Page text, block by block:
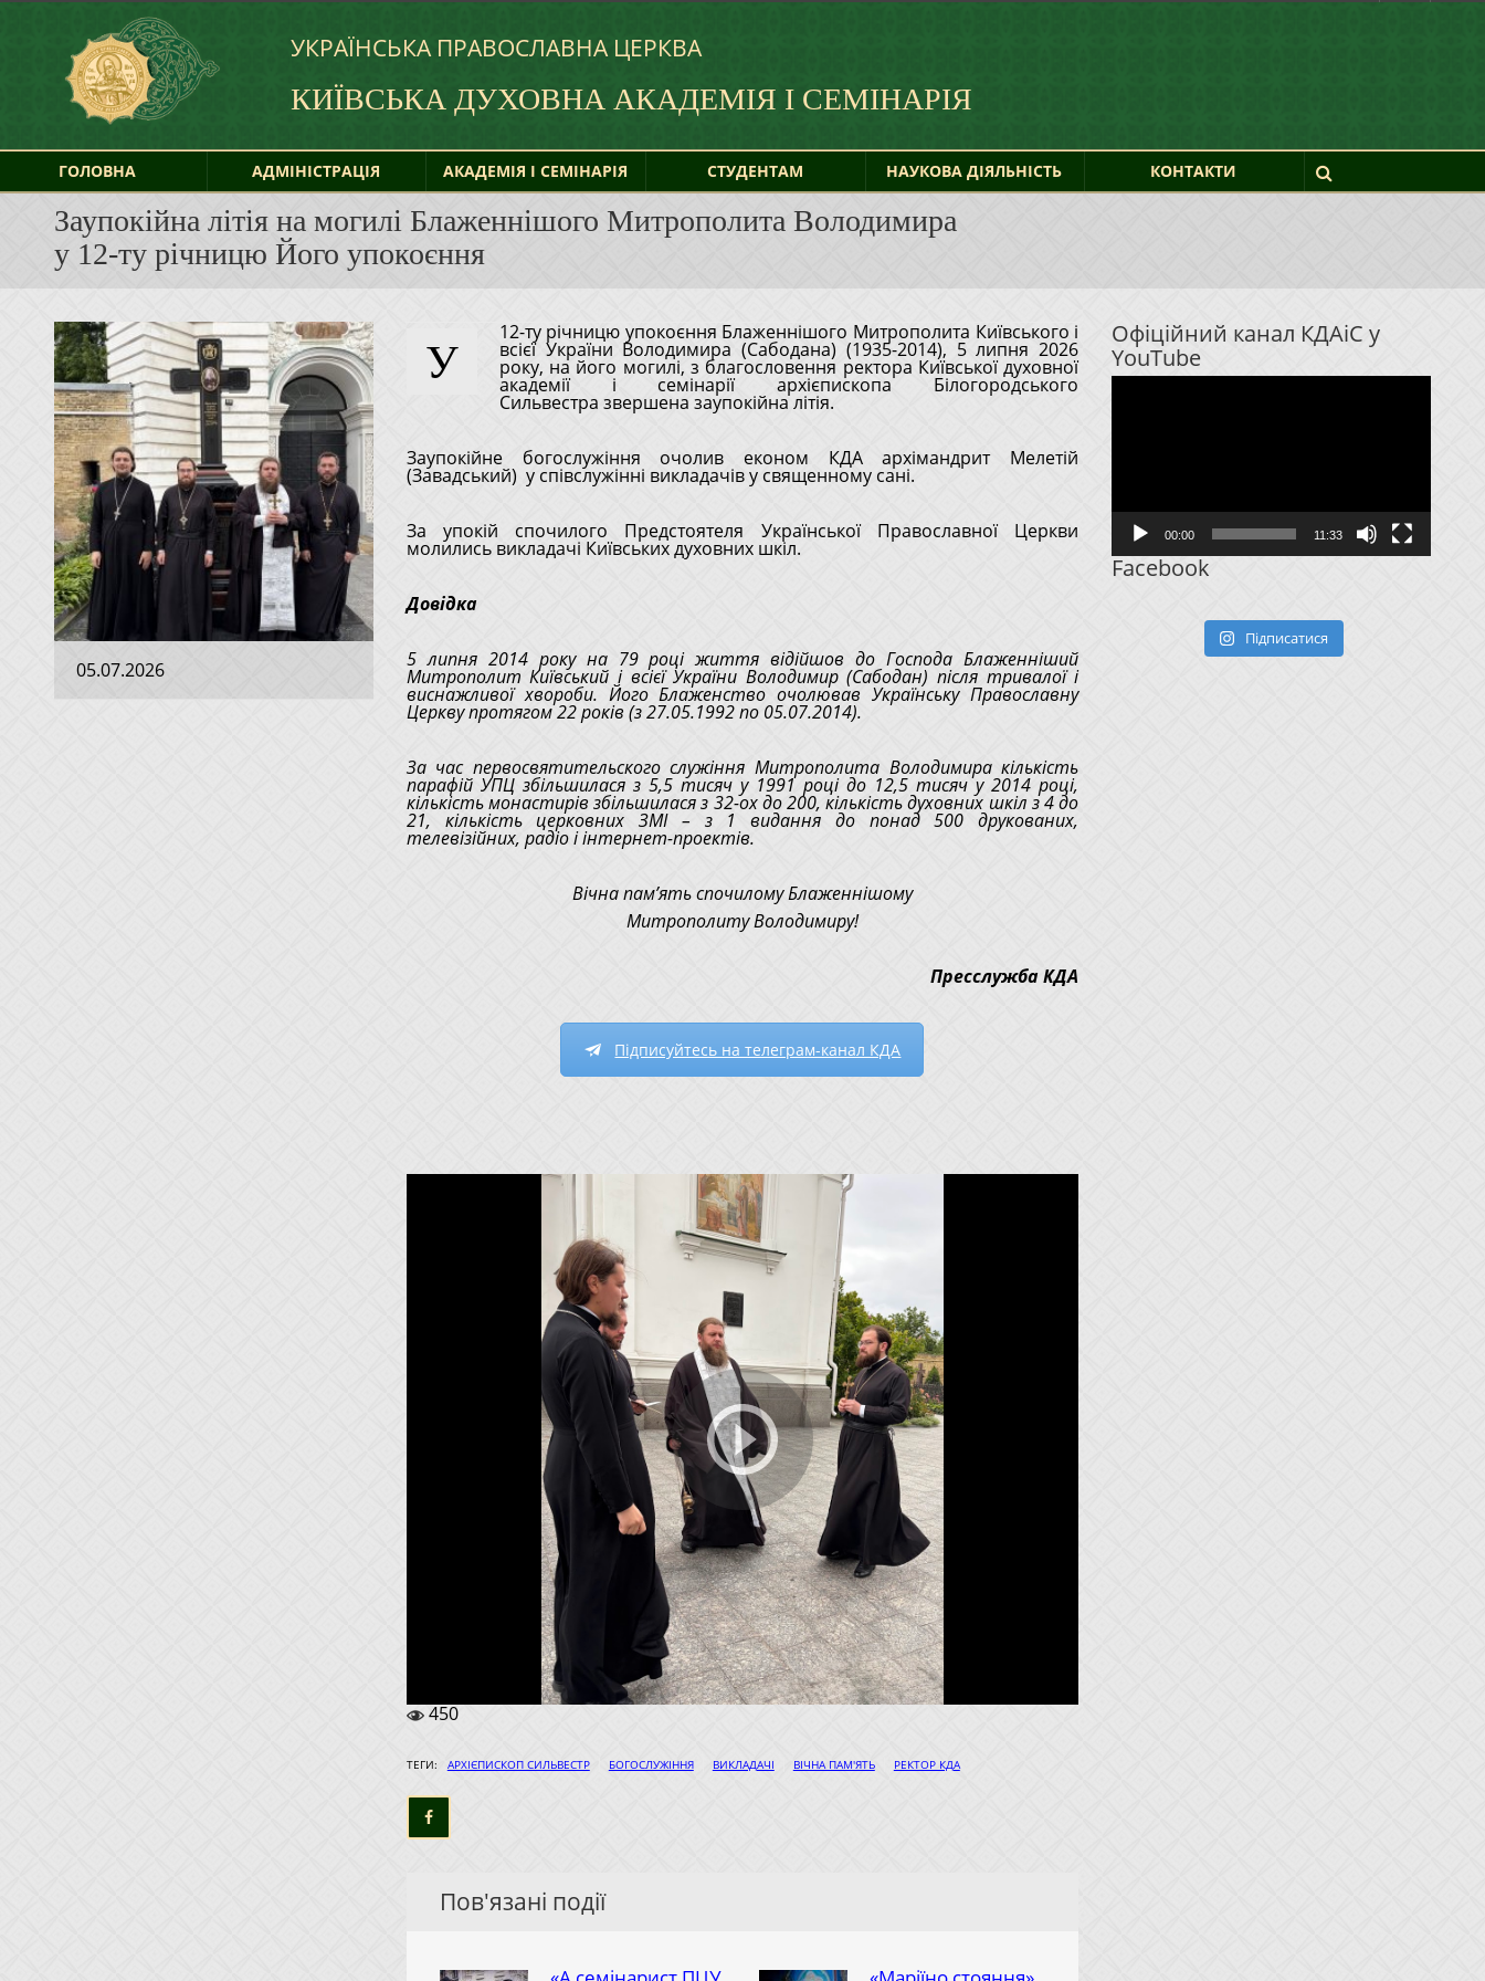
УКРАЇНСЬКА ПРАВОСЛАВНА ЦЕРКВА
КИЇВСЬКА ДУХОВНА АКАДЕМІЯ І СЕМІНАРІЯ
ГОЛОВНА АДМІНІСТРАЦІЯ АКАДЕМІЯ І СЕМІНАРІЯ СТУДЕНТАМ НАУКОВА ДІЯЛЬНІСТЬ КОНТАКТИ
Заупокійна літія на могилі Блаженнішого Митрополита Володимира
у 12-ту річницю Його упокоєння
05.07.2026
У
12-ту річницю упокоєння Блаженнішого Митрополита Київського і
всієї України Володимира (Сабодана) (1935-2014), 5 липня 2026 року, на його могилі, з благословення ректора Київської духовної
академії і семінарії архієпископа Білогородського
Сильвестра звершена заупокійна літія.
Заупокійне богослужіння очолив економ КДА архімандрит Мелетій
(Завадський) у співслужінні викладачів у священному сані.
За упокій спочилого Предстоятеля Української Православної Церкви
молились викладачі Київських духовних шкіл.
Довідка
5 липня 2014 року на 79 році життя відійшов до Господа Блаженніший
Митрополит Київський і всієї України Володимир (Сабодан) після тривалої і
виснажливої хвороби. Його Блаженство очолював Українську Православну
Церкву протягом 22 років (з 27.05.1992 по 05.07.2014).
За час первосвятительского служіння Митрополита Володимира кількість
парафій УПЦ збільшилася з 5,5 тисяч у 1991 році до 12,5 тисяч у 2014 році,
кількість монастирів збільшилася з 32-ох до 200, кількість духовних шкіл з 4 до
21, кількість церковних ЗМІ – з 1 видання до понад 500 друкованих,
телевізійних, радіо і інтернет-проектів.
Вічна пам’ять спочилому Блаженнішому
Митрополиту Володимиру!
Пресслужба КДА
Підписуйтесь на телеграм-канал КДА
450
ТЕГИ: АРХІЄПИСКОП СИЛЬВЕСТР БОГОСЛУЖІННЯ ВИКЛАДАЧІ ВІЧНА ПАМ'ЯТЬ РЕКТОР КДА
Пов'язані події
Офіційний канал КДАіС у
YouTube
Відеопрогравач
00:00 11:33
Facebook
Підписатися